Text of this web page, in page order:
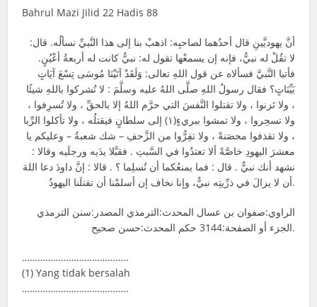
Bahrul Mazi Jilid 22 Hadis 88
أنَّ يهوديَّينِ قال أحدُهما لصاحبِه: اذهبْ بنا إلى هذا النَّبيِّ نسألُه. قال:
لا تقُلْ له نبيٌّ، فإنه إن يسمعْها تقول له: نبيٌّ كانت له أربعةُ أعْيُنٍ.
فأتيا النَّبيَّ فسألاه عن قول اللهِ تعالى: وَلَقَدْ آتَيْنَا مُوسَى تِسْعَ آيَاتٍ
بَيِّنَاتٍ؟ فقال رسولُ اللهِ صلَّى اللهُ عليه وسلَّمَ : لا تُشركوا باللهِ شيئًا
، ولا تَزنوا ، ولا تقتلوا النَّفسَ التي حرَّم اللهُ إلا بالحقِّ ، ولا تُسرِفوا ،
ولا تسحِروا ، ولا تمشوا ببريءٍ(١) إلى سلطانٍ فيقتلُه ، ولا تأكلوا الرِّبا
، ولا تقذفوا محصَنةً ، ولا تفِرُّوا من الزَّحفِ – شك شعبةُ – وعليكم يا
معشرَ اليهودِ خاصَّةً ألا تعتدُوا في السَّبتِ . فقبَّلا يدَيه ورجلَيه وقالا :
نشهد أنك نبيٌّ . قال : فما يمنعُكما أن تُسلِما ؟ . قالا : إنَّ داودَ دعا اللهَ
أن لا يزالَ في ذرِّيتِه نبيٌّ، وإنا نخاف إن أسلمْنا أن تقتلَنا اليهودُ.
الراوي:صفوان بن عسال المحدث:الترمذي المصدر:سنن الترمذي
الجزء أو الصفحة:3144 حكم المحدث:حسن صحيح.
…………………………………..
(1) Yang tidak bersalah
…………………………………..